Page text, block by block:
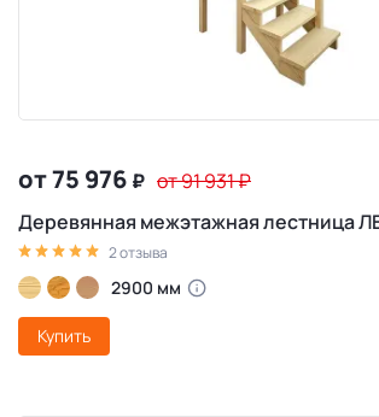
от 75 976 ₽ от 91 931₽
Деревянная межэтажная лестница
2 отзыва
2900 мм
Купить